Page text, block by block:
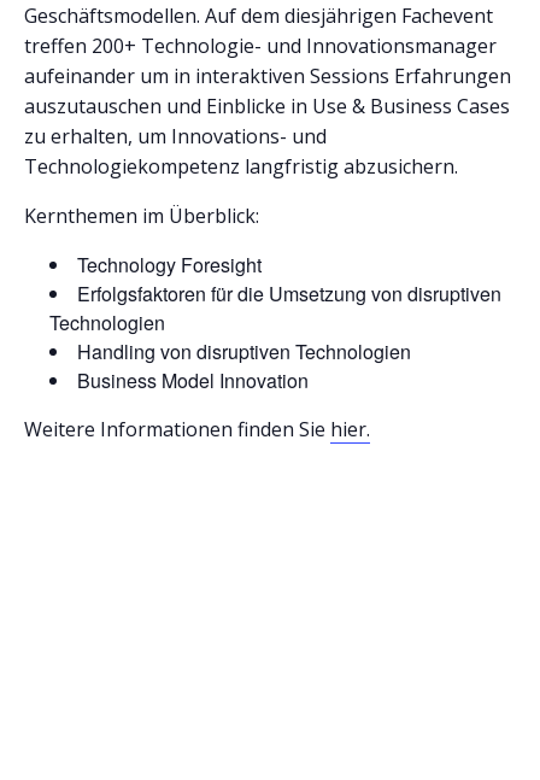
Geschäftsmodellen. Auf dem diesjährigen Fachevent
treffen 200+ Technologie- und Innovationsmanager
aufeinander um in interaktiven Sessions Erfahrungen
auszutauschen und Einblicke in Use & Business Cases
zu erhalten, um Innovations- und
Technologiekompetenz langfristig abzusichern.
Kernthemen im Überblick:
Technology Foresight
Erfolgsfaktoren für die Umsetzung von disruptiven
Technologien
Handling von disruptiven Technologien
Business Model Innovation
Weitere Informationen finden Sie hier.